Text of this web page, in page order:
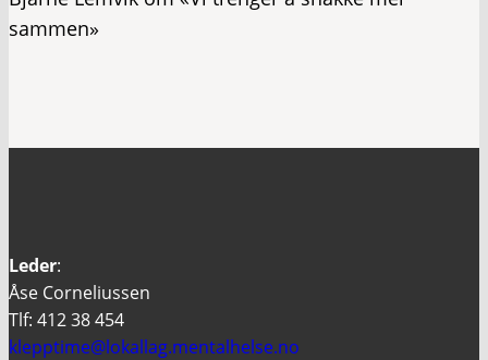
sammen»
Leder:
Åse Corneliussen
Tlf: 412 38 454
klepptime@lokallag.mentalhelse.no